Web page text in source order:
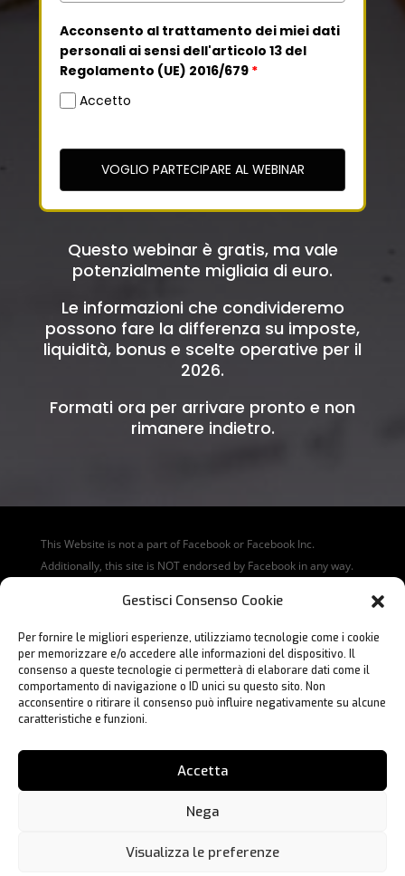
Gestisci Consenso Cookie
Per fornire le migliori esperienze, utilizziamo tecnologie come i cookie
per memorizzare e/o accedere alle informazioni del dispositivo. Il
consenso a queste tecnologie ci permetterà di elaborare dati come il
comportamento di navigazione o ID unici su questo sito. Non
acconsentire o ritirare il consenso può influire negativamente su alcune
caratteristiche e funzioni.
Accetta
Nega
Visualizza le preferenze
Acconsento al trattamento dei miei dati
personali ai sensi dell'articolo 13 del
Regolamento (UE) 2016/679 *
Accetto
VOGLIO PARTECIPARE AL WEBINAR
Questo webinar è gratis, ma vale
potenzialmente migliaia di euro.
Le informazioni che condivideremo
possono fare la differenza su imposte,
liquidità, bonus e scelte operative per il
2026.
Formati ora per arrivare pronto e non
rimanere indietro.
This Website is not a part of Facebook or Facebook Inc.
Additionally, this site is NOT endorsed by Facebook in any way.
not to be interpreted as a promise or guarantee of earnings.
Questo sito non fa parte di Facebook o Facebook Inc. Inoltre,
questo sito NON è approvato da Facebook in alcun modo.
Facebook è un marchio registrato di Facebook, Inc.
Copyright © 2025 Business Cloud by Business Cloud Srl – Via
Giacomo Leopardi 14, Milano – 20123 – P.IVA 04624750230
–COOKIE POLICY